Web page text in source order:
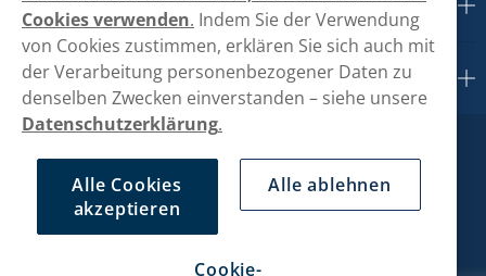
Links
Über uns
Cookies verwenden. Indem Sie der Verwendung
von Cookies zustimmen, erklären Sie sich auch mit
der Verarbeitung personenbezogener Daten zu
denselben Zwecken einverstanden – siehe unsere
Datenschutzerklärung.
Alle Cookies
akzeptieren
Alle ablehnen
Cookie-